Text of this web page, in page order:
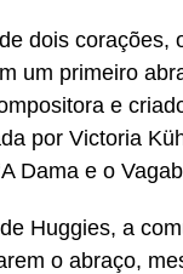
dois corações,
um primeiro
e
por Victoria
Dama e o
Huggies, a
o abraço,